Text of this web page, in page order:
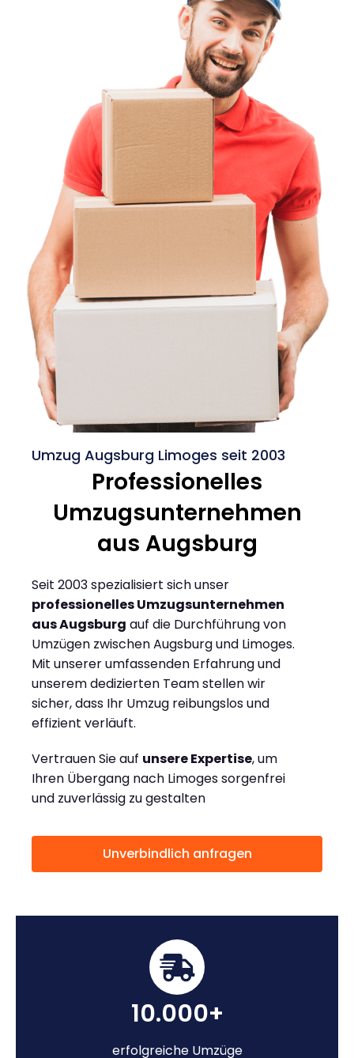
Umzug Augsburg Limoges seit 2003
Professionelles
Umzugsunternehmen
aus Augsburg
Seit 2003 spezialisiert sich unser
professionelles Umzugsunternehmen
aus Augsburg auf die Durchführung von
Umzügen zwischen Augsburg und Limoges.
Mit unserer umfassenden Erfahrung und
unserem dedizierten Team stellen wir
sicher, dass Ihr Umzug reibungslos und
effizient verläuft.
Vertrauen Sie auf unsere Expertise, um
Ihren Übergang nach Limoges sorgenfrei
und zuverlässig zu gestalten
Unverbindlich anfragen
10.000+
erfolgreiche Umzüge